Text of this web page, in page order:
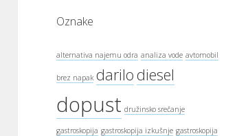
Oznake
alternativa najemu odra analiza vode avtomobil
brez napak darilodiesel
dopust družinsko srečanje
gastroskopija gastroskopija izkušnje gastroskopija